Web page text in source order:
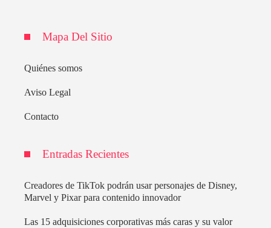
Mapa Del Sitio
Quiénes somos
Aviso Legal
Contacto
Entradas Recientes
Creadores de TikTok podrán usar personajes de Disney,
Marvel y Pixar para contenido innovador
Las 15 adquisiciones corporativas más caras y su valor